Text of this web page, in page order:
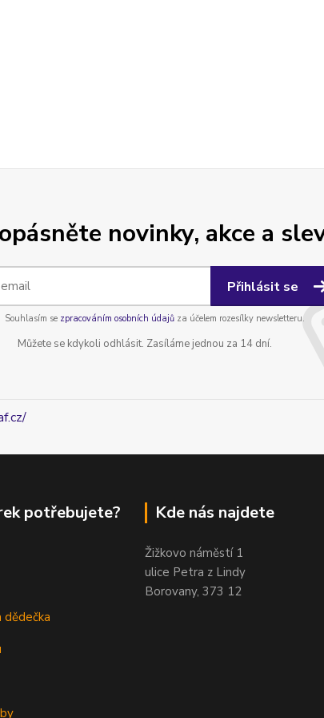
novinky, akce a
Přihlásit se
Souhlasím se zpracováním osobních údajůza účelem rozesílky newsletteru.
Můžete se kdykoli odhlásit. Zasíláme jednou za 14 dní.
potřebujete? Kde nás najdete
Žižkovo náměstí 1
ulice Petra z Lindy
Borovany, 373 12